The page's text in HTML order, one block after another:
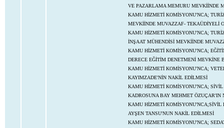
VE PAZARLAMA MEMURU MEVKİİNDE
KAMU HİZMETİ KOMİSYONU'NCA;
MEVKİİNDE MUVAZZAF- TEKAÜDİYELİ
KAMU HİZMETİ KOMİSYONU'NCA;
İNŞAAT MÜHENDİSİ MEVKİİNDE
KAMU HİZMETİ KOMİSYONU'NCA;
DERECE EĞİTİM DENETMENİ MEVKİNE
KAMU HİZMETİ KOMİSYONU'NCA;
KAYIMZADE'NİN NAKİL EDİLMESİ
KAMU HİZMETİ KOMİSYONU'NCA;
KADROSUNA BAY MEHMET ÖZUÇAR'IN
KAMU HİZMETİ KOMİSYONU'NCA;SİVİL
AYŞEN TANSU'NUN NAKİL EDİLMESİ
KAMU HİZMETİ KOMİSYONU'NCA;